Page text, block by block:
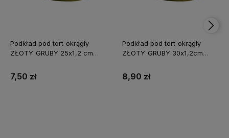
Podkład pod tort okrągły
ZŁOTY GRUBY 25x1,2 cm
7,50 zł
Podkład pod tort okrągły
ZŁOTY GRUBY 30x1,2cm
8,90 zł